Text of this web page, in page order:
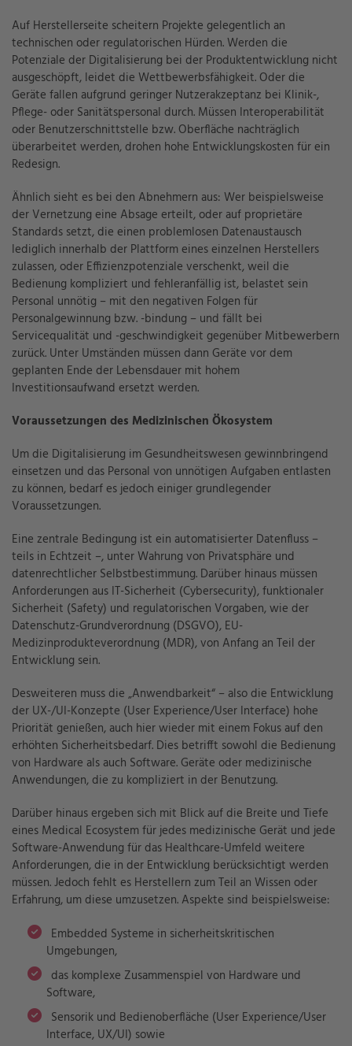
Auf Herstellerseite scheitern Projekte gelegentlich an
technischen oder regulatorischen Hürden. Werden die
Potenziale der Digitalisierung bei der Produktentwicklung nicht
ausgeschöpft, leidet die Wettbewerbsfähigkeit. Oder die
Geräte fallen aufgrund geringer Nutzerakzeptanz bei Klinik-,
Pflege- oder Sanitätspersonal durch. Müssen Interoperabilität
oder Benutzerschnittstelle bzw. Oberfläche nachträglich
überarbeitet werden, drohen hohe Entwicklungskosten für ein
Redesign.
Ähnlich sieht es bei den Abnehmern aus: Wer beispielsweise
der Vernetzung eine Absage erteilt, oder auf proprietäre
Standards setzt, die einen problemlosen Datenaustausch
lediglich innerhalb der Plattform eines einzelnen Herstellers
zulassen, oder Effizienzpotenziale verschenkt, weil die
Bedienung kompliziert und fehleranfällig ist, belastet sein
Personal unnötig – mit den negativen Folgen für
Personalgewinnung bzw. -bindung – und fällt bei
Servicequalität und -geschwindigkeit gegenüber Mitbewerbern
zurück. Unter Umständen müssen dann Geräte vor dem
geplanten Ende der Lebensdauer mit hohem
Investitionsaufwand ersetzt werden.
Voraussetzungen des Medizinischen Ökosystem
Um die Digitalisierung im Gesundheitswesen gewinnbringend
einsetzen und das Personal von unnötigen Aufgaben entlasten
zu können, bedarf es jedoch einiger grundlegender
Voraussetzungen.
Eine zentrale Bedingung ist ein automatisierter Datenfluss –
teils in Echtzeit –, unter Wahrung von Privatsphäre und
datenrechtlicher Selbstbestimmung. Darüber hinaus müssen
Anforderungen aus IT-Sicherheit (Cybersecurity), funktionaler
Sicherheit (Safety) und regulatorischen Vorgaben, wie der
Datenschutz-Grundverordnung (DSGVO), EU-
Medizinprodukteverordnung (MDR), von Anfang an Teil der
Entwicklung sein.
Desweiteren muss die „Anwendbarkeit“ – also die Entwicklung
der UX-/UI-Konzepte (User Experience/User Interface) hohe
Priorität genießen, auch hier wieder mit einem Fokus auf den
erhöhten Sicherheitsbedarf. Dies betrifft sowohl die Bedienung
von Hardware als auch Software. Geräte oder medizinische
Anwendungen, die zu kompliziert in der Benutzung.
Darüber hinaus ergeben sich mit Blick auf die Breite und Tiefe
eines Medical Ecosystem für jedes medizinische Gerät und jede
Software-Anwendung für das Healthcare-Umfeld weitere
Anforderungen, die in der Entwicklung berücksichtigt werden
müssen. Jedoch fehlt es Herstellern zum Teil an Wissen oder
Erfahrung, um diese umzusetzen. Aspekte sind beispielsweise:
Embedded Systeme in sicherheitskritischen
Umgebungen,
das komplexe Zusammenspiel von Hardware und
Software,
Sensorik und Bedienoberfläche (User Experience/User
Interface, UX/UI) sowie